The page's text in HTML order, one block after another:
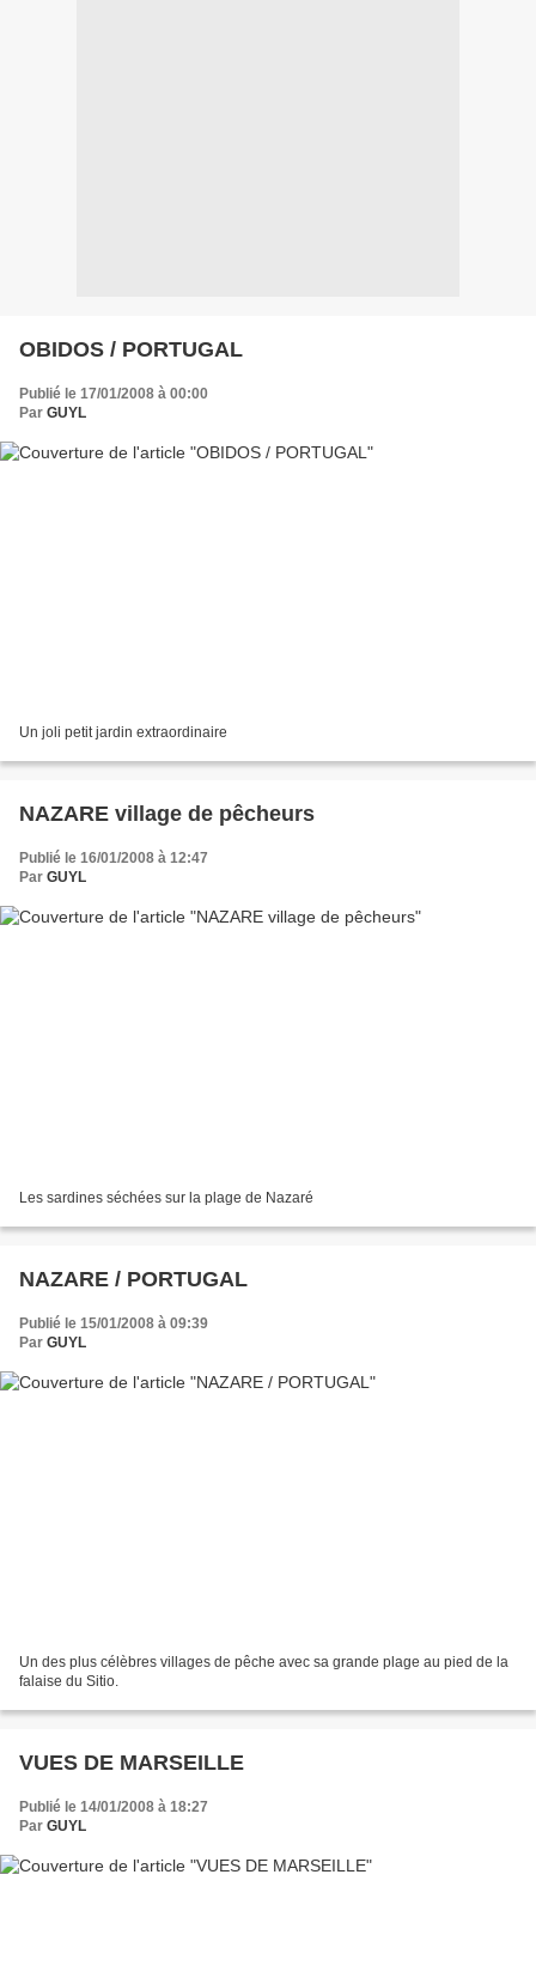
OBIDOS / PORTUGAL
Publié le 17/01/2008 à 00:00
Par GUYL
Un joli petit jardin extraordinaire
NAZARE village de pêcheurs
Publié le 16/01/2008 à 12:47
Par GUYL
Les sardines séchées sur la plage de Nazaré
NAZARE / PORTUGAL
Publié le 15/01/2008 à 09:39
Par GUYL
Un des plus célèbres villages de pêche avec sa grande plage au pied de la
falaise du Sitio.
VUES DE MARSEILLE
Publié le 14/01/2008 à 18:27
Par GUYL